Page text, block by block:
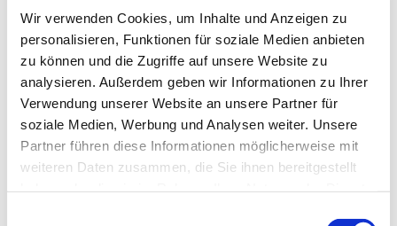
Wir verwenden Cookies, um Inhalte und Anzeigen zu
personalisieren, Funktionen für soziale Medien anbieten
zu können und die Zugriffe auf unsere Website zu
analysieren. Außerdem geben wir Informationen zu Ihrer
Verwendung unserer Website an unsere Partner für
soziale Medien, Werbung und Analysen weiter. Unsere
Partner führen diese Informationen möglicherweise mit
weiteren Daten zusammen, die Sie ihnen bereitgestellt
Bist Du ein Grundschulkind und hast Lust, Musik zu
machen? Dann bist Du bei uns genau richtig! Melde Dich
per Mailjulia.krenz@kkzf.deoder telefonisch im
Gemeindebüro (03379 – 374407).
Wir sind die Gemeindemusiker und treffen uns
normalerweise
jeden Dienstag